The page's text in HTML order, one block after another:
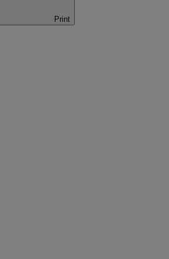
Print